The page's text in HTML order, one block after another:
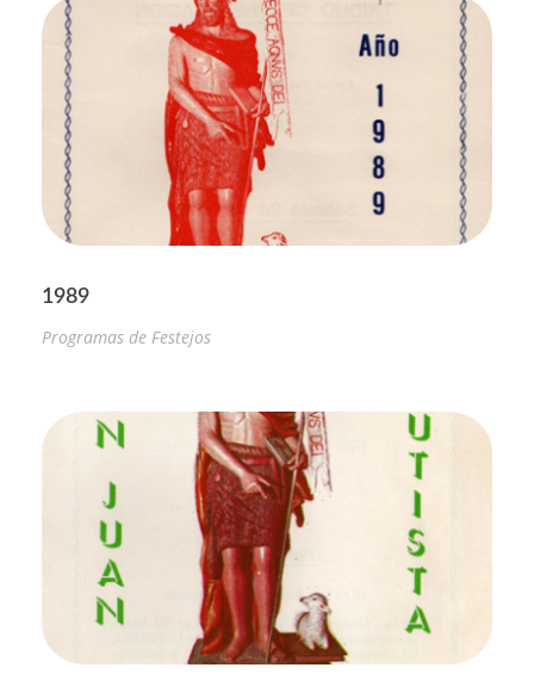
1989
Programas de Festejos